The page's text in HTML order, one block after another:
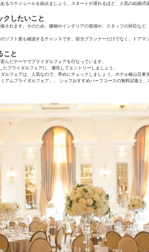
るスケジュールを組みましょう。スタートが遅れるほど、人気の結婚式
クしたいこと
されます。そのため、建物やインテリアの質感や、スタッフの対応など
ソフト面も確認するチャンスです。担当プランナーだけでなく、ドア
こと
んだテーマでブライダルフェアを行なっています。
ブライダルフェアに、優先してエントリーしましょう。
ルフェアは、人気なので、早めにチェックしましょう。ホテル椿山荘
アムブライダルフェア」。 シェフおすすめハーフコースの無料試食と